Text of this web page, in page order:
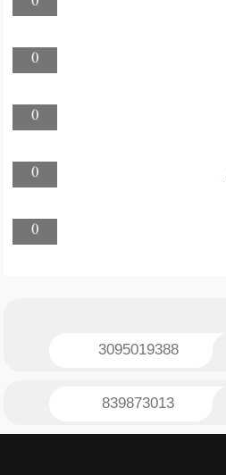
0
0
0
0
3095019388
839873013